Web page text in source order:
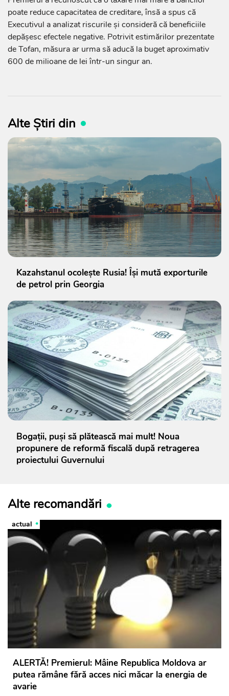
poate reduce capacitatea de creditare, însă a spus că
Executivul a analizat riscurile și consideră că beneficiile
depășesc efectele negative. Potrivit estimărilor prezentate
de Tofan, măsura ar urma să aducă la buget aproximativ
600 de milioane de lei într-un singur an.
Alte Știri din
Kazahstanul ocolește Rusia! Își mută exporturile
de petrol prin Georgia
Bogații, puși să plătească mai mult! Noua
propunere de reformă fiscală după retragerea
proiectului Guvernului
Alte recomandări
actual
ALERTĂ! Premierul: Mâine Republica Moldova ar
putea rămâne fără acces nici măcar la energia de
avarie